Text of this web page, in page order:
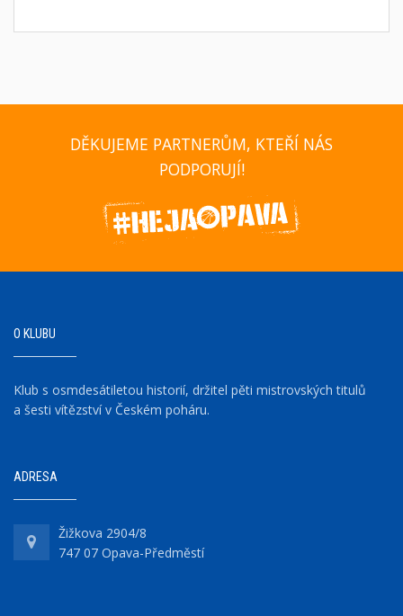
DĚKUJEME PARTNERŮM, KTEŘÍ NÁS
PODPORUJÍ!
O KLUBU
Klub s osmdesátiletou historií, držitel pěti mistrovských titulů
a šesti vítězství v Českém poháru.
ADRESA
Žižkova 2904/8
747 07 Opava-Předměstí